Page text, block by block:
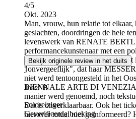
4/5
Okt. 2023
Man, vrouw, hun relatie tot elkaar,
geslachten, doordringen de hele
levenswerk van RENATE
performancekunstenaar met een
sympathieke, moedige vrouw. Het
"onvergeeflijk", dat haar
niet werd tentoongesteld in het
BIENNALE ARTE DI VENEZIA
manier werd genoemd, noch
Dat is onverklaarbaar. Ook het
hierover totaal niet geïnformeerd?
Bekijk originele review in het duits
J
Josef B
Soloreiziger
Geverifieerde boeking